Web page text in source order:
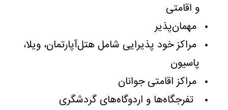
و اقامتی
مهمان‌پذیر
مراکز خود پذیرایی شامل هتل‌آپارتمان، ویلا،
پاسیون
مراکز اقامتی جوانان
تفرجگاه‌ها و اردوگاه‌های گردشگری